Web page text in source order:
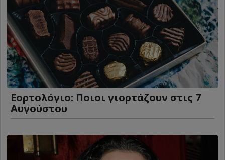
Εορτολόγιο: Ποιοι γιορτάζουν στις 7
Αυγούστου